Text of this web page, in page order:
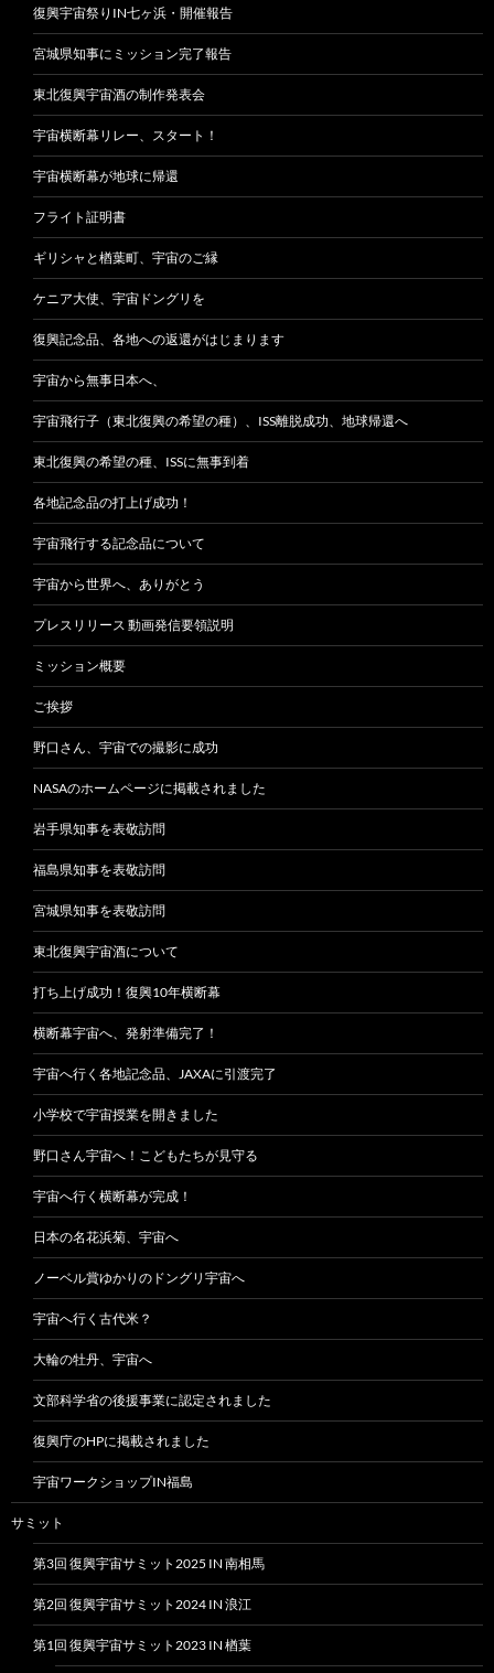
復興宇宙祭りIN七ヶ浜・開催報告
宮城県知事にミッション完了報告
東北復興宇宙酒の制作発表会
宇宙横断幕リレー、スタート！
宇宙横断幕が地球に帰還
フライト証明書
ギリシャと楢葉町、宇宙のご縁
ケニア大使、宇宙ドングリを
復興記念品、各地への返還がはじまります
宇宙から無事日本へ、
宇宙飛行子（東北復興の希望の種）、ISS離脱成功、地球帰還へ
東北復興の希望の種、ISSに無事到着
各地記念品の打上げ成功！
宇宙飛行する記念品について
宇宙から世界へ、ありがとう
プレスリリース 動画発信要領説明
ミッション概要
ご挨拶
野口さん、宇宙での撮影に成功
NASAのホームページに掲載されました
岩手県知事を表敬訪問
福島県知事を表敬訪問
宮城県知事を表敬訪問
東北復興宇宙酒について
打ち上げ成功！復興10年横断幕
横断幕宇宙へ、発射準備完了！
宇宙へ行く各地記念品、JAXAに引渡完了
小学校で宇宙授業を開きました
野口さん宇宙へ！こどもたちが見守る
宇宙へ行く横断幕が完成！
日本の名花浜菊、宇宙へ
ノーベル賞ゆかりのドングリ宇宙へ
宇宙へ行く古代米？
大輪の牡丹、宇宙へ
文部科学省の後援事業に認定されました
復興庁のHPに掲載されました
宇宙ワークショップIN福島
サミット
第3回 復興宇宙サミット2025 IN 南相馬
第2回 復興宇宙サミット2024 IN 浪江
第1回 復興宇宙サミット2023 IN 楢葉